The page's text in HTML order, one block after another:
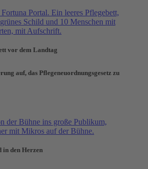
vor dem Landtag
auf, das Pflegeneuordnungsgesetz zu
in den Herzen